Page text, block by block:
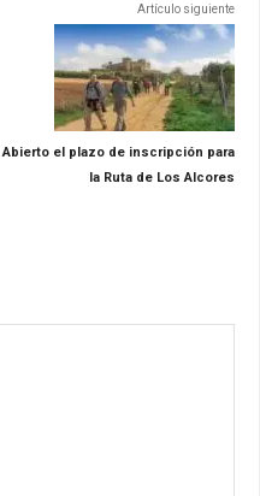
Artículo siguiente
Abierto el plazo de inscripción para
la Ruta de Los Alcores